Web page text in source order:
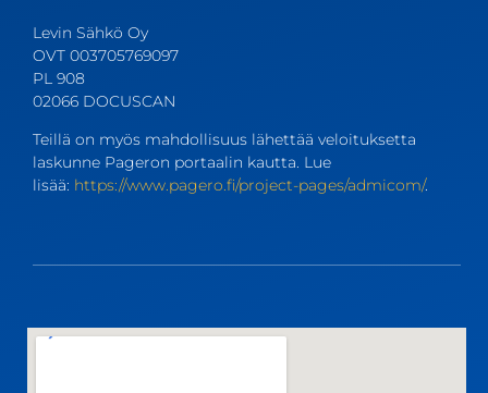
Levin Sähkö Oy
OVT 003705769097
PL 908
02066 DOCUSCAN
Teillä on myös mahdollisuus lähettää veloituksetta
laskunne Pageron portaalin kautta. Lue
lisää: https://www.pagero.fi/project-pages/admicom/.